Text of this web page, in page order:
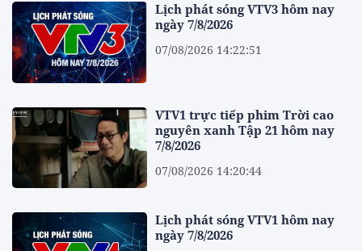
Lịch phát sóng VTV3 hôm nay
ngày 7/8/2026
07/08/2026 14:22:51
VTV1 trực tiếp phim Trời cao
nguyên xanh Tập 21 hôm nay
7/8/2026
07/08/2026 14:20:44
Lịch phát sóng VTV1 hôm nay
ngày 7/8/2026